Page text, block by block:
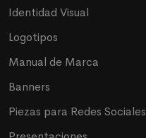
Identidad Visual
Logotipos
Manual de Marca
Banners
Piezas para Redes Sociales